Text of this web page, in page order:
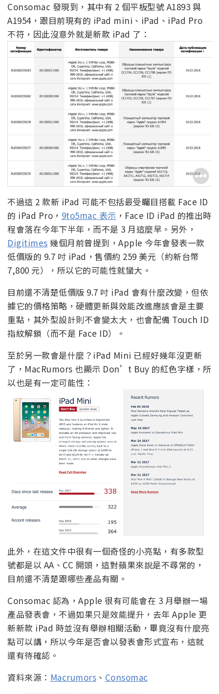
Consomac 發現到，其中有 2 個平板型號 A1893 與
A1954，跟目前現有的 iPad mini、iPad、iPad Pro
不符，因此沒意外就是新款 iPad 了：
不過這 2 款新 iPad 可能不包括最受矚目搭載 Face ID
的 iPad Pro， 9to5mac 表示 ，Face ID iPad 的推出時
程會落在今年下半年，而不是 3 月這麼早。另外，
Digitimes 幾個月前曾提到，Apple 今年會發表一款
低價版的 9.7 吋 iPad，售價約 259 美元（約新台幣
7,800 元），所以它的可能性就蠻大。
目前還不清楚低價版 9.7 吋 iPad 會有什麼改變，但依
據它的價格策略，硬體更新與效能改進應該會是主要
重點，其外型設計則不會變太大，也會配備 Touch ID
指紋解鎖（而不是 Face ID）。
至於另一款會是什麼？iPad Mini 已經好幾年沒更新
了，MacRumors 也顯示 Don’t Buy 的紅色字樣，所
以也是有一定可能性：
此外，在這文件中很有一個奇怪的小亮點，有多款型
號都是以 AA、CC 開頭，這對蘋果來說是不尋常的，
目前還不清楚跟哪些產品有關。
Consomac 認為，Apple 很有可能會在 3 月舉辦一場
產品發表會，不過如果只是效能提升，去年 Apple 更
新新款 iPad 時並沒有舉辦相關活動，畢竟沒有什麼亮
點可以講，所以今年是否會以發表會形式宣布，這就
還有待確認。
資料來源： Macrumors 、 Consomac